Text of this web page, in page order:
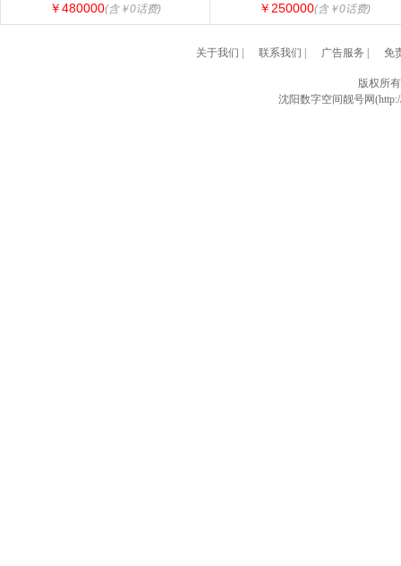
￥480000(含￥0话费)
￥250000(含￥0话费)
关于我们 联系我们 广告服务 免
版权所
沈阳数字空间靓号网